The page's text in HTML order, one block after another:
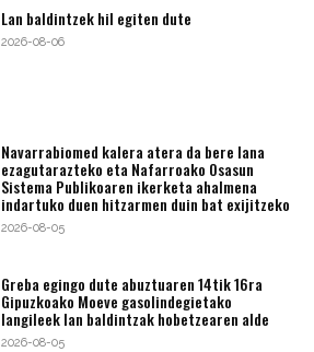
Lan baldintzek hil egiten dute
2026-08-06
Navarrabiomed kalera atera da bere lana
ezagutarazteko eta Nafarroako Osasun
Sistema Publikoaren ikerketa ahalmena
indartuko duen hitzarmen duin bat exijitzeko
2026-08-05
Greba egingo dute abuztuaren 14tik 16ra
Gipuzkoako Moeve gasolindegietako
langileek lan baldintzak hobetzearen alde
2026-08-05